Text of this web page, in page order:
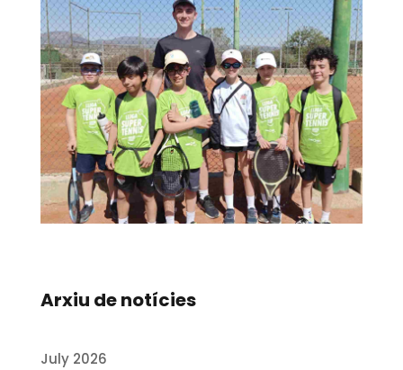
Arxiu de notícies
July 2026